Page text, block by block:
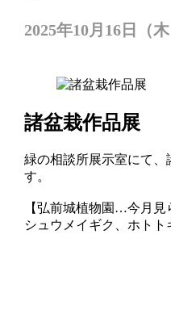
2025年10月16日（
諸盆栽作品展
緑の相談所展示室にて、
す。
【弘前城植物園…今月見
シュウメイギク、ホト